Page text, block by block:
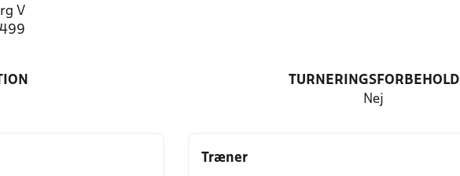
V
TURNERINGSFORBEHOLD
Nej
Træner